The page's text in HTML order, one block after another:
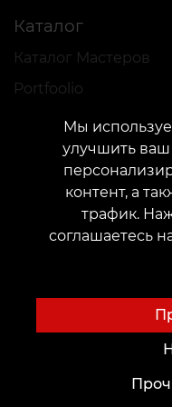
Каталог
Каталог Мастеров
Portfoolio
Свяжитесь с
Жалобы и
Сайт
Мы
улучшить ваш
контент, а
трафик.
соглашаетесь